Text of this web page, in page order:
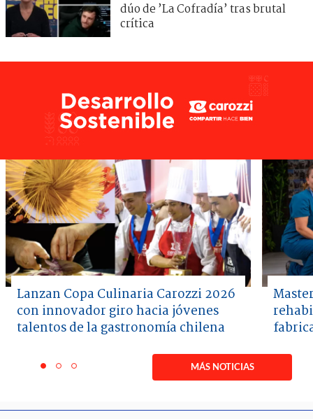
dúo de ’La Cofradía’ tras brutal
crítica
Lanzan Copa Culinaria Carozzi 2026
con innovador giro hacia jóvenes
talentos de la gastronomía chilena
itemitemitem
MÁS NOTICIAS